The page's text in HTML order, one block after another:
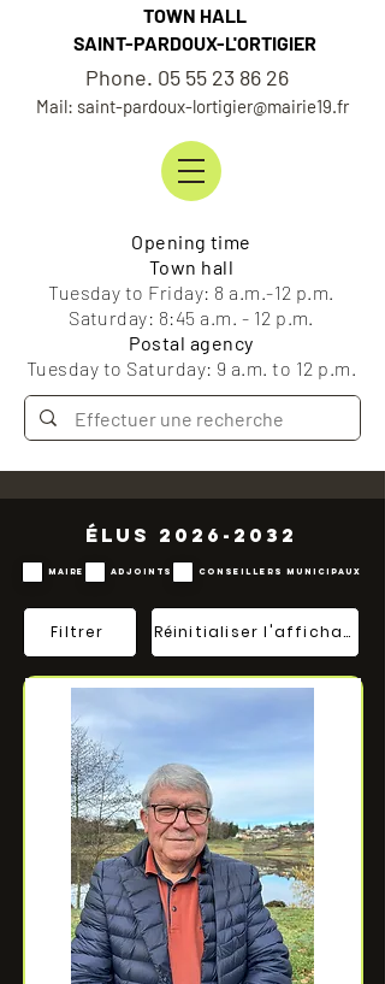
TOWN HALL
SAINT-PARDOUX-L'ORTIGIER
Phone. 05 55 23 86 26
Mail: saint-pardoux-lortigier@mairie19.fr
Opening time
Town hall
Tuesday to Friday: 8 a.m.-12 p.m.
Saturday: 8:45 a.m. - 12 p.m.
Postal agency
Tuesday to Saturday: 9 a.m. to 12 p.m.
ÉLUS 2026-2032
Maire Adjoints Conseillers Municipaux
Filtrer Réinitialiser l'affichage